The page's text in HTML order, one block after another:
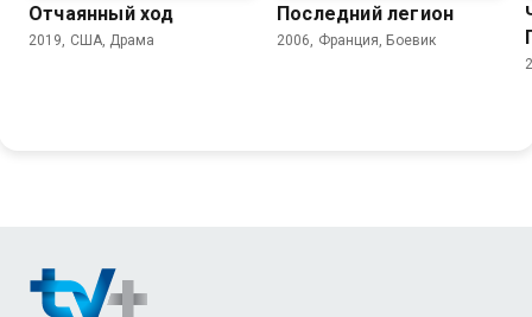
Отчаянный ход
2019, США, Драма
Последний легион
2006, Франция, Боевик